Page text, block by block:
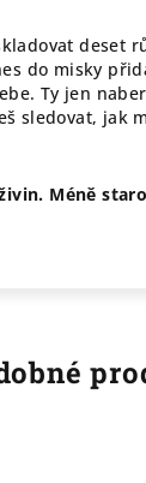
deset
do misky
Ty jen
sledovat, jak
Méně